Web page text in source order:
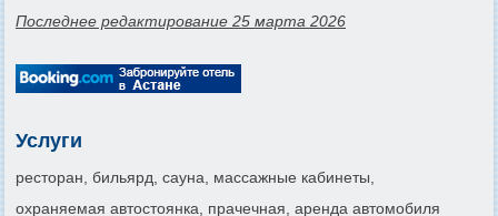
Последнее редактирование 25 марта 2026
Услуги
ресторан, бильярд, сауна, массажные кабинеты,
охраняемая автостоянка, прачечная, аренда автомобиля